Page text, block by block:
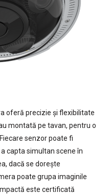
oferă precizie și flexibilitate
montată pe tavan, pentru o
senzor poate fi
capta simultan scene în
dacă se dorește
poate grupa imaginile
este certificată